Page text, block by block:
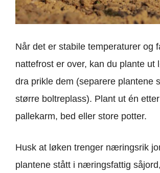
Når det er stabile temperaturer og
nattefrost er over, kan du plante ut
dra prikle dem (separere plantene
større boltreplass). Plant ut én
pallekarm, bed eller store potter.
Husk at løken trenger næringsrik
plantene stått i næringsfattig